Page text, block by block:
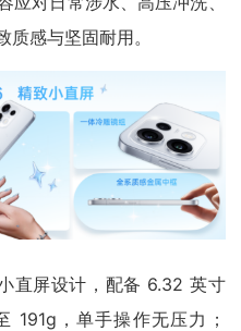
感与坚固耐用。
直屏设计，配备 6.32 英寸
191g，单手操作无压力；